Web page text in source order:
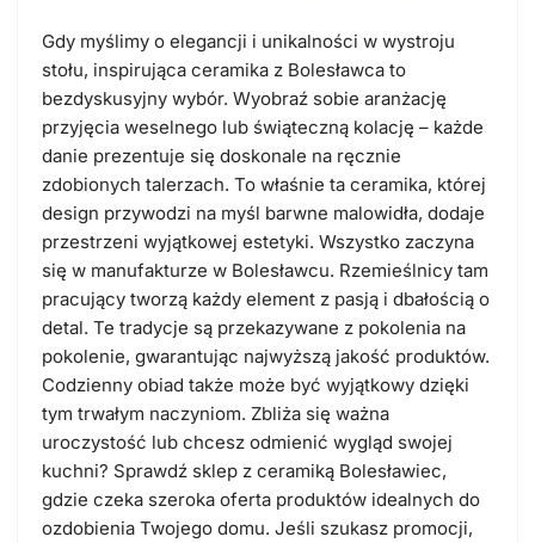
Gdy myślimy o elegancji i unikalności w wystroju
stołu, inspirująca ceramika z Bolesławca to
bezdyskusyjny wybór. Wyobraź sobie aranżację
przyjęcia weselnego lub świąteczną kolację – każde
danie prezentuje się doskonale na ręcznie
zdobionych talerzach. To właśnie ta ceramika, której
design przywodzi na myśl barwne malowidła, dodaje
przestrzeni wyjątkowej estetyki. Wszystko zaczyna
się w manufakturze w Bolesławcu. Rzemieślnicy tam
pracujący tworzą każdy element z pasją i dbałością o
detal. Te tradycje są przekazywane z pokolenia na
pokolenie, gwarantując najwyższą jakość produktów.
Codzienny obiad także może być wyjątkowy dzięki
tym trwałym naczyniom. Zbliża się ważna
uroczystość lub chcesz odmienić wygląd swojej
kuchni? Sprawdź sklep z ceramiką Bolesławiec,
gdzie czeka szeroka oferta produktów idealnych do
ozdobienia Twojego domu. Jeśli szukasz promocji,